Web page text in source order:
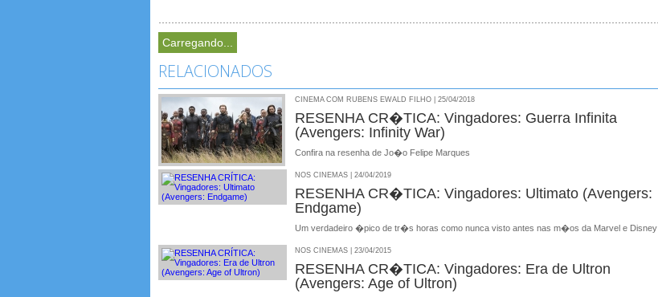
Carregando...
RELACIONADOS
CINEMA COM RUBENS EWALD FILHO | 25/04/2018
RESENHA CR�TICA: Vingadores: Guerra Infinita
(Avengers: Infinity War)
Confira na resenha de Jo�o Felipe Marques
NOS CINEMAS | 24/04/2019
RESENHA CR�TICA: Vingadores: Ultimato (Avengers:
Endgame)
Um verdadeiro �pico de tr�s horas como nunca visto antes nas m�os da Marvel e Disney
NOS CINEMAS | 23/04/2015
RESENHA CR�TICA: Vingadores: Era de Ultron
(Avengers: Age of Ultron)